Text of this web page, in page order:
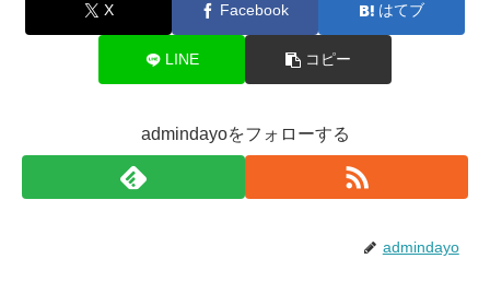
X Facebook はてブ
LINE コピー
admindayoをフォローする
admindayo